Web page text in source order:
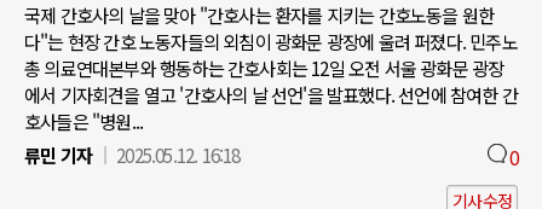
국제 간호사의 날을 맞아 "간호사는 환자를 지키는 간호노동을 원한
다"는 현장 간호 노동자들의 외침이 광화문 광장에 울려 퍼졌다. 민주노
총 의료연대본부와 행동하는 간호사회는 12일 오전 서울 광화문 광장
에서 기자회견을 열고 '간호사의 날 선언'을 발표했다. 선언에 참여한 간
호사들은 "병원...
류민 기자
2025.05.12. 16:18 0
기사수정